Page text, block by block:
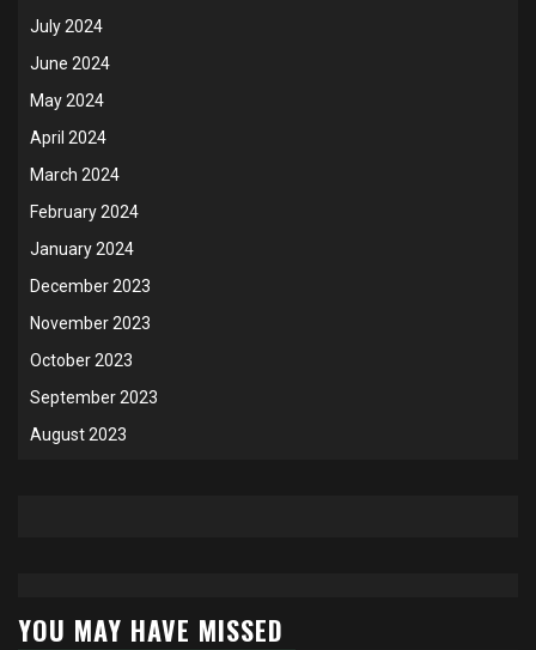
July 2024
June 2024
May 2024
April 2024
March 2024
February 2024
January 2024
December 2023
November 2023
October 2023
September 2023
August 2023
YOU MAY HAVE MISSED